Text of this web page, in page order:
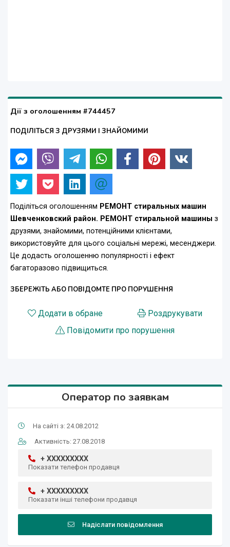
Дії з оголошенням #744457
ПОДІЛІТЬСЯ З ДРУЗЯМИ І ЗНАЙОМИМИ
Поділіться оголошенням РЕМОНТ стиральных машин
Шевченковский район. РЕМОНТ стиральной машины з
друзями, знайомими, потенційними клієнтами,
використовуйте для цього соціальні мережі, месенджери.
Це додасть оголошенню популярності і ефект
багаторазово підвищиться.
ЗБЕРЕЖІТЬ АБО ПОВІДОМТЕ ПРО ПОРУШЕННЯ
Додати в обране
Роздрукувати
Повідомити про порушення
Оператор по заявкам
На сайті з: 24.08.2012
Активність: 27.08.2018
+ XXXXXXXXX
Показати телефон продавця
+ XXXXXXXXX
Показати інші телефони продавця
Надіслати повідомлення